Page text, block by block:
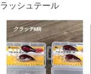
ラッシュテール